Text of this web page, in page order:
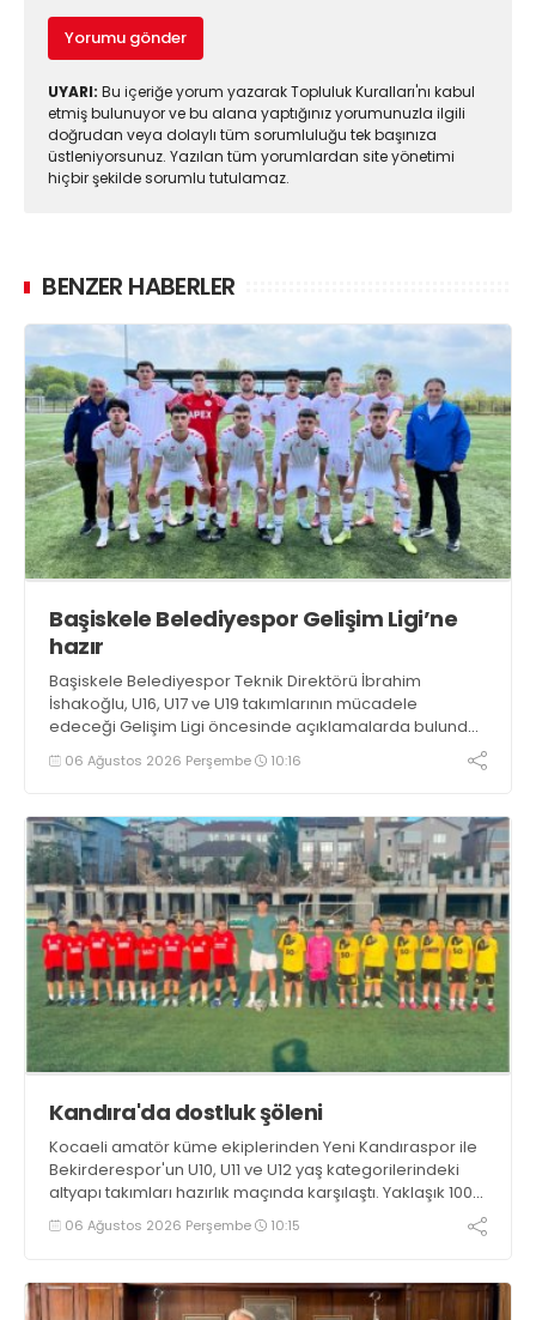
Yorumu gönder
UYARI: Bu içeriğe yorum yazarak Topluluk Kuralları'nı kabul
etmiş bulunuyor ve bu alana yaptığınız yorumunuzla ilgili
doğrudan veya dolaylı tüm sorumluluğu tek başınıza
üstleniyorsunuz. Yazılan tüm yorumlardan site yönetimi
hiçbir şekilde sorumlu tutulamaz.
BENZER HABERLER
Başiskele Belediyespor Gelişim Ligi’ne
hazır
Başiskele Belediyespor Teknik Direktörü İbrahim
İshakoğlu, U16, U17 ve U19 takımlarının mücadele
edeceği Gelişim Ligi öncesinde açıklamalarda bulundu.
Genç oyuncuların gelişimine dikkat çeken İshakoğlu,
hedeflerinin sadece sonuç almak değil, Türk futboluna
06 Ağustos 2026 Perşembe 10:16
Kandıra'da dostluk şöleni
Kocaeli amatör küme ekiplerinden Yeni Kandıraspor ile
Bekirderespor'un U10, U11 ve U12 yaş kategorilerindeki
altyapı takımları hazırlık maçında karşılaştı. Yaklaşık 100
genç futbolcunun ter döktüğü maçların ardından
sporculara Kandıra'nın yöresel lezzeti mancarlı pide ve
06 Ağustos 2026 Perşembe 10:15